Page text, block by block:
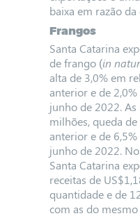
baixa em razão
Frangos
Santa Catarina
de frango (in
alta de 3,0% em
anterior e de
junho de 2022.
milhões, queda
anterior e de
junho de 2022.
Santa Catarina
receitas de
quantidade e de
com as do